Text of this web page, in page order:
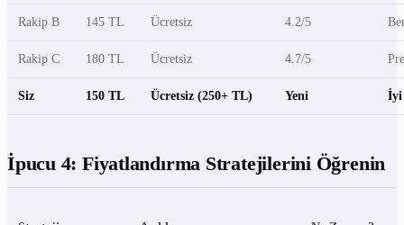
Rakip B 145 TL Ücretsiz 4.2/5
Rakip C 180 TL Ücretsiz 4.7/5
Siz 150 TL Ücretsiz (250+ TL) Yeni İyi
İpucu 4: Fiyatlandırma Stratejilerini Öğrenin